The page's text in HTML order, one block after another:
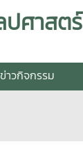
ศาสตร์
ข่าวกิจกรรม